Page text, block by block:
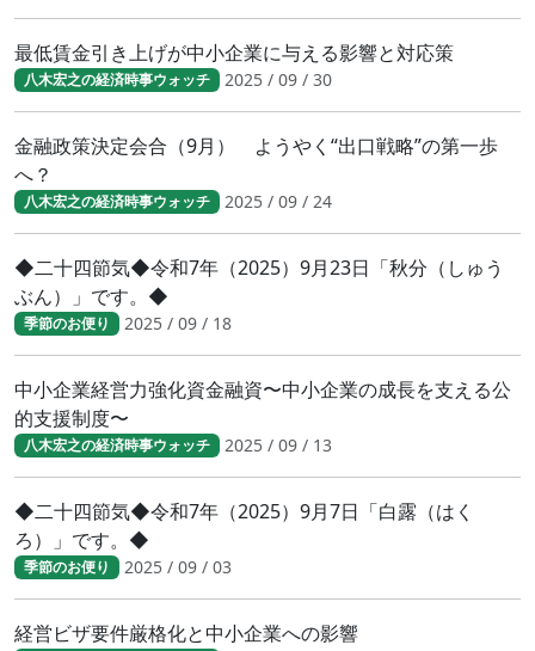
最低賃金引き上げが中小企業に与える影響と対応策
八木宏之の経済時事ウォッチ 2025 / 09 / 30
金融政策決定会合（9月） ようやく“出口戦略”の第一歩
へ？
八木宏之の経済時事ウォッチ 2025 / 09 / 24
◆二十四節気◆令和7年（2025）9月23日「秋分（しゅう
ぶん）」です。◆
季節のお便り 2025 / 09 / 18
中小企業経営力強化資金融資〜中小企業の成長を支える公
的支援制度〜
八木宏之の経済時事ウォッチ 2025 / 09 / 13
◆二十四節気◆令和7年（2025）9月7日「白露（はく
ろ）」です。◆
季節のお便り 2025 / 09 / 03
経営ビザ要件厳格化と中小企業への影響